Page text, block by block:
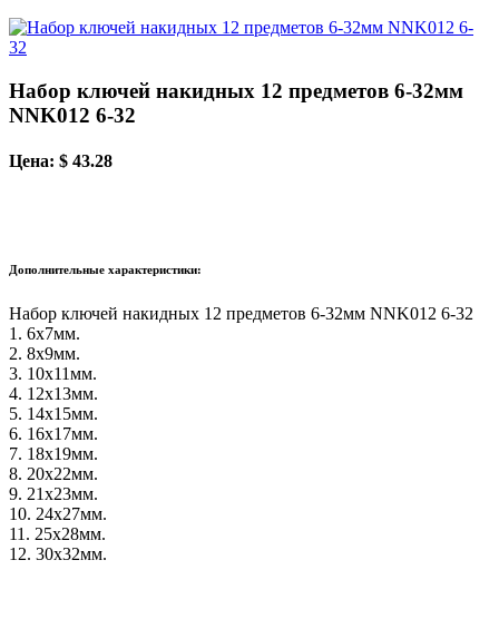
Набор ключей накидных 12 предметов 6-32мм
NNK012 6-32
Цена: $ 43.28
Дополнительные характеристики:
Набор ключей накидных 12 предметов 6-32мм NNK012 6-32
1. 6х7мм.
2. 8х9мм.
3. 10х11мм.
4. 12х13мм.
5. 14х15мм.
6. 16х17мм.
7. 18х19мм.
8. 20х22мм.
9. 21х23мм.
10. 24х27мм.
11. 25х28мм.
12. 30х32мм.